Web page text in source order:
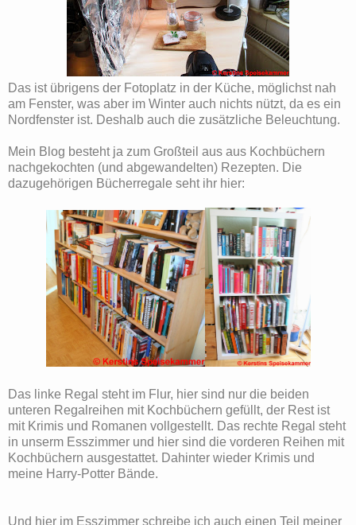
Das ist übrigens der Fotoplatz in der Küche, möglichst nah
am Fenster, was aber im Winter auch nichts nützt, da es ein
Nordfenster ist. Deshalb auch die zusätzliche Beleuchtung.
Mein Blog besteht ja zum Großteil aus aus Kochbüchern
nachgekochten (und abgewandelten) Rezepten. Die
dazugehörigen Bücherregale seht ihr hier:
Das linke Regal steht im Flur, hier sind nur die beiden
unteren Regalreihen mit Kochbüchern gefüllt, der Rest ist
mit Krimis und Romanen vollgestellt. Das rechte Regal steht
in unserm Esszimmer und hier sind die vorderen Reihen mit
Kochbüchern ausgestattet. Dahinter wieder Krimis und
meine Harry-Potter Bände.
Und hier im Esszimmer schreibe ich auch einen Teil meiner